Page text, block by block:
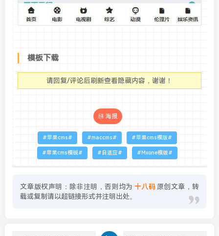
模板下载
请回复/评论后刷新查看隐藏内容，谢谢！
海报
苹果cms maccms 苹果cms模版
苹果cms模板 自适应 Mxone模版
文章版权声明：除非注明，否则均为 十八码 原创文章，转
载或复制请以超链接形式并注明出处。